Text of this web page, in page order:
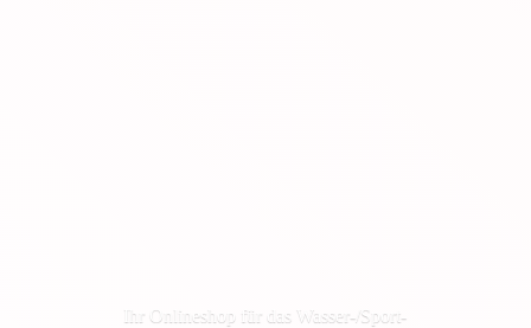
Ihr Onlineshop für das Wasser-/Sport-